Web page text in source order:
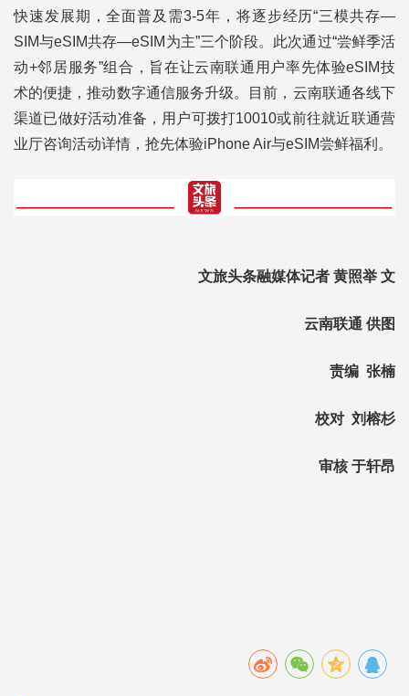
快速发展期，全面普及需3-5年，将逐步经历“三模共存—
SIM与eSIM共存—eSIM为主”三个阶段。此次通过“尝鲜季活
动+邻居服务”组合，旨在让云南联通用户率先体验eSIM技
术的便捷，推动数字通信服务升级。目前，云南联通各线下
渠道已做好活动准备，用户可拨打10010或前往就近联通营
业厅咨询活动详情，抢先体验iPhone Air与eSIM尝鲜福利。
文旅头条融媒体记者 黄照举 文
云南联通 供图
责编 张楠
校对 刘榕杉
审核 于轩昂